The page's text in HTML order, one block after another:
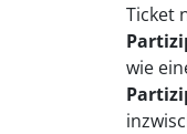
Ticket
wie